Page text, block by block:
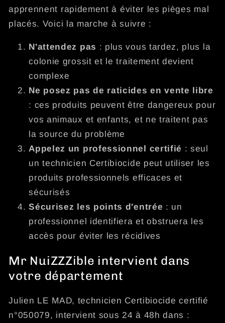
apprennent rapidement à éviter les pièges mal
placés. Voici la marche à suivre :
N'attendez pas : plus vous tardez, plus la
colonie grossit et le traitement devient
complexe
Ne posez pas de raticides en vente libre
: ces produits peuvent être dangereux pour
vos animaux et enfants, et ne traitent pas
la source du problème
Appelez un professionnel certifié : seul
un technicien Certibiocide peut utiliser les
produits professionnels efficaces et
sécurisés
Sécurisez les points d'entrée : un
professionnel identifiera et obstruera les
accès pour éviter les récidives
Mr NuiZZZible intervient dans
votre département
Julien LE MAD, technicien Certibiocide certifié
n°050079, intervient sous 24 à 48h dans :